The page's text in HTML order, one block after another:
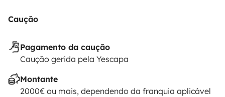
Caução
Pagamento da caução
Caução gerida pela Yescapa
Montante
2000€ ou mais, dependendo da franquia aplicável